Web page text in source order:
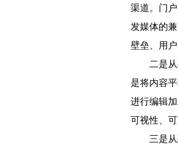
渠道。门
发媒体的
壁垒、用
二是
是将内容
进行编辑
可视性、
三是